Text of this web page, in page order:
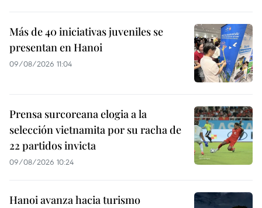
Más de 40 iniciativas juveniles se
presentan en Hanoi
09/08/2026 11:04
Prensa surcoreana elogia a la
selección vietnamita por su racha de
22 partidos invicta
09/08/2026 10:24
Hanoi avanza hacia turismo